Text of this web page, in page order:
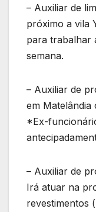
– Auxiliar de
próximo a vila
para trabalhar
semana.
– Auxiliar de
em Matelândia
*Ex-
– Auxiliar de
Irá atuar na
revestimentos